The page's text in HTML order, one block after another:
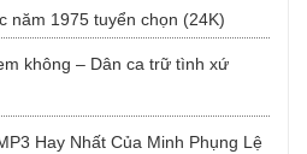
năm 1975 tuyển chọn (24K)
không – Dân ca trữ tình xứ
Hay Nhất Của Minh Phụng Lệ